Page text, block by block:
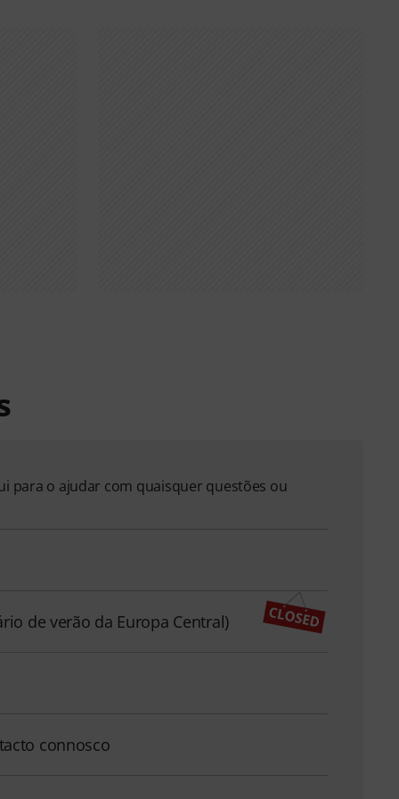
para o ajudar com quaisquer questões ou
de verão da Europa Central)
connosco